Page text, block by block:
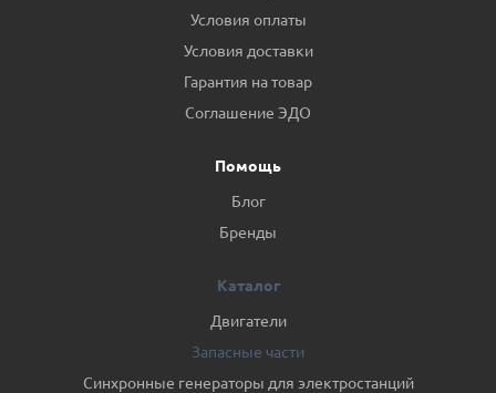
Условия оплаты
Условия доставки
Гарантия на товар
Соглашение ЭДО
Помощь
Блог
Бренды
Каталог
Двигатели
Запасные части
Синхронные генераторы для электростанций